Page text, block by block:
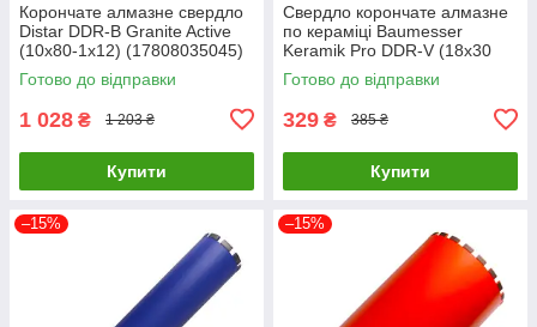
Корончате алмазне свердло
Distar DDR-B Granite Active
(10x80-1x12) (17808035045)
Готово до відправки
1 028 ₴ 1 203 ₴
Купити
Свердло корончате алмазне
по кераміці Baumesser
Keramik Pro DDR-V (18x30
мм, М14) (910283018055)
Готово до відправки
329 ₴ 385 ₴
Купити
–15% –15%